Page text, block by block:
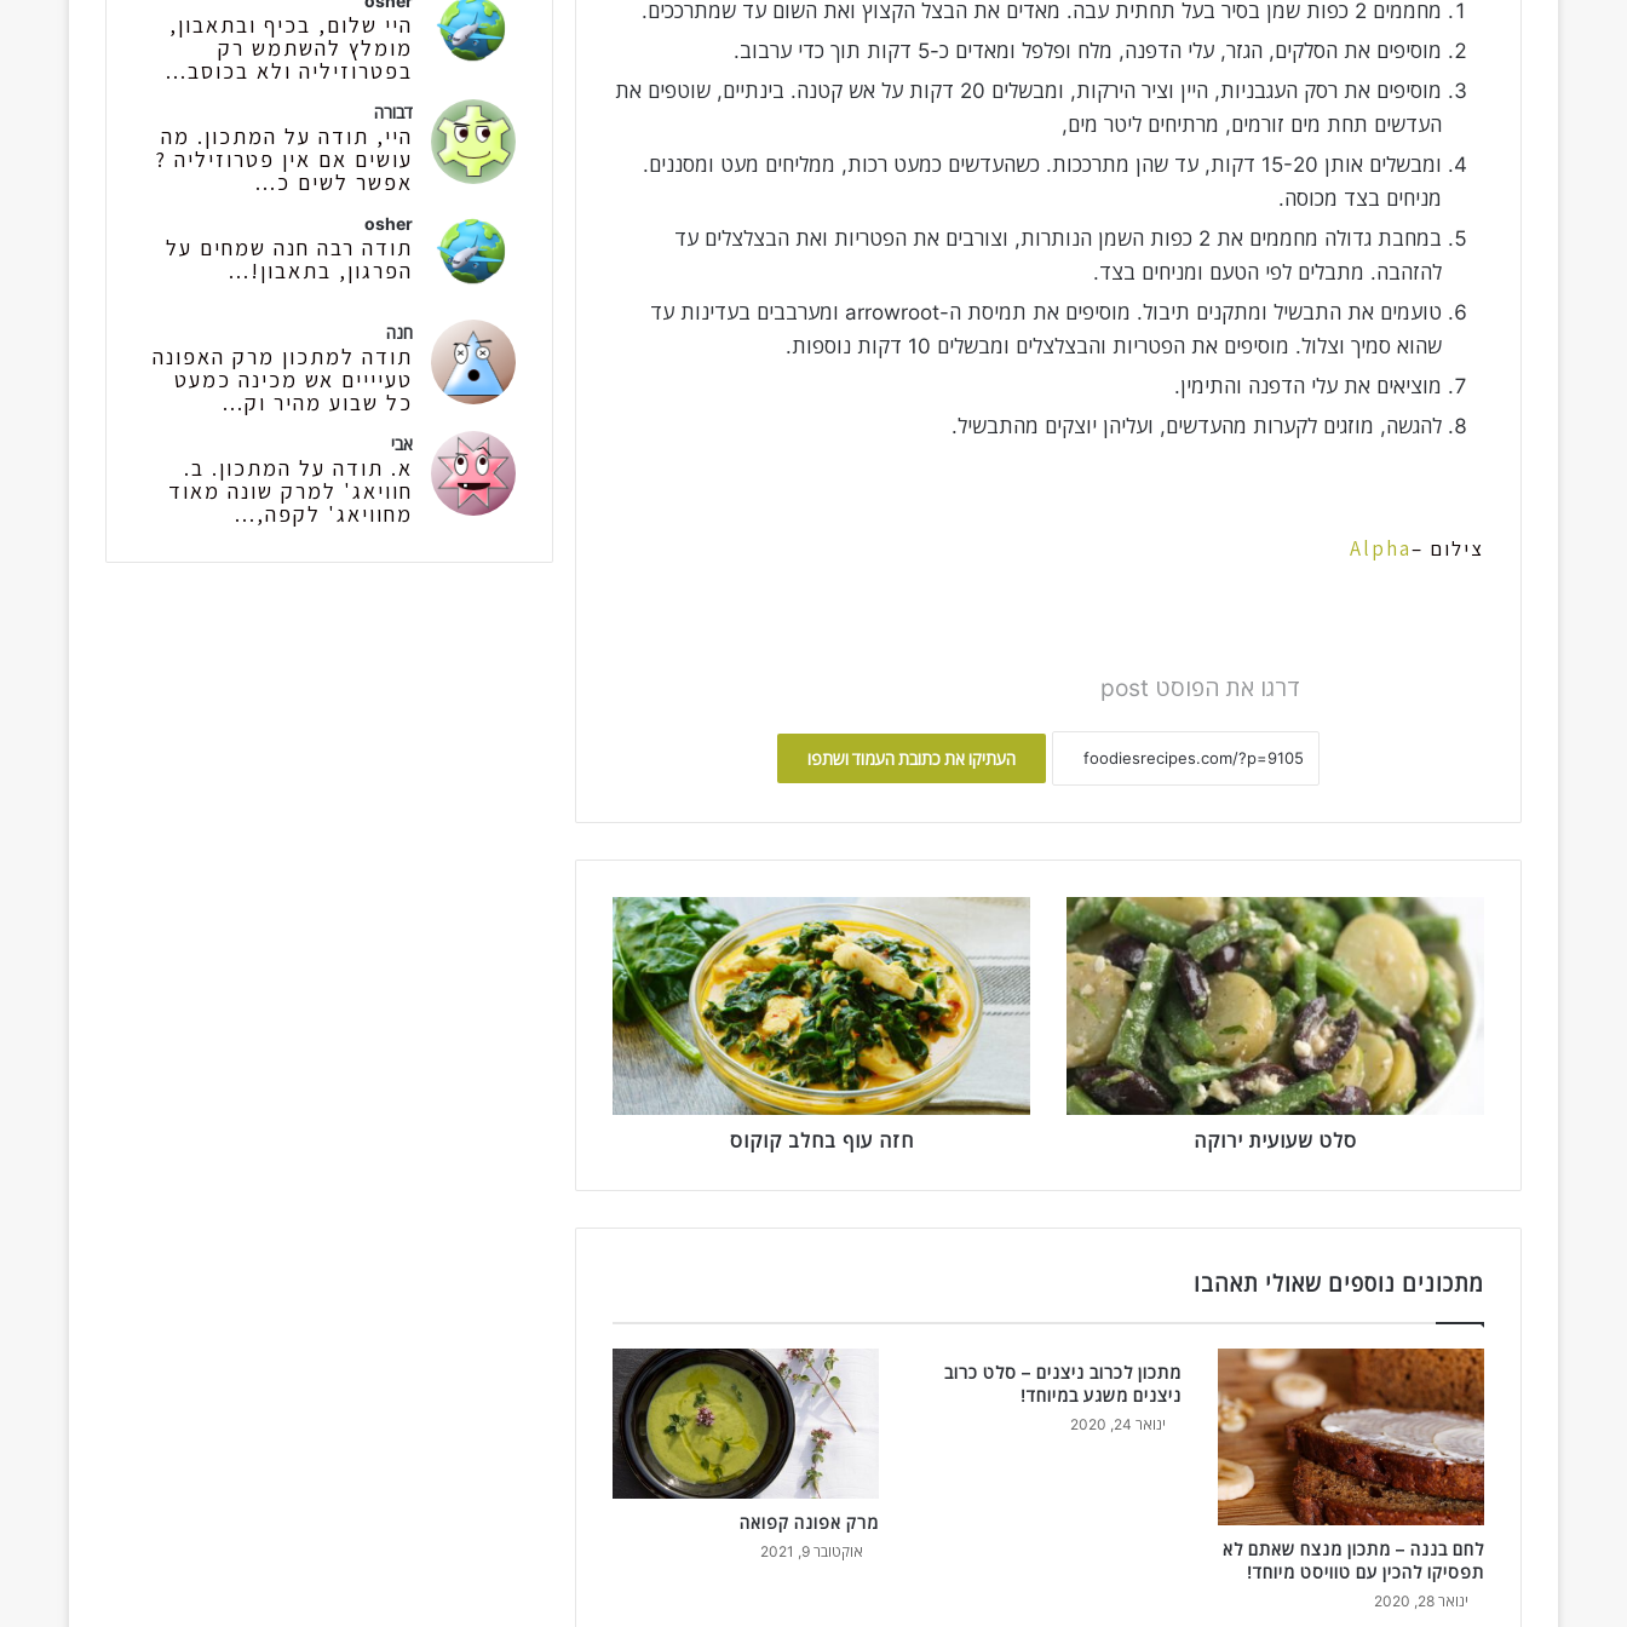
מחממים 2 כפות שמן בסיר בעל תחתית עבה. מאדים את הבצל הקצוץ ואת השום עד שמתרככים.
מוסיפים את הסלקים, הגזר, עלי הדפנה, מלח ופלפל ומאדים כ-5 דקות תוך כדי ערבוב.
מוסיפים את רסק העגבניות, היין וציר הירקות, ומבשלים 20 דקות על אש קטנה. בינתיים, שוטפים את
העדשים תחת מים זורמים, מרתיחים ליטר מים,
ומבשלים אותן 15-20 דקות, עד שהן מתרככות. כשהעדשים כמעט רכות, ממליחים מעט ומסננים.
מניחים בצד מכוסה.
במחבת גדולה מחממים את 2 כפות השמן הנותרות, וצורבים את הפטריות ואת הבצלצלים עד
להזהבה. מתבלים לפי הטעם ומניחים בצד.
טועמים את התבשיל ומתקנים תיבול. מוסיפים את תמיסת ה-arrowroot ומערבבים בעדינות עד
שהוא סמיך וצלול. מוסיפים את הפטריות והבצלצלים ומבשלים 10 דקות נוספות.
מוציאים את עלי הדפנה והתימין.
להגשה, מוזגים לקערות מהעדשים, ועליהן יוצקים מהתבשיל.
צילום –Alpha
דרגו את הפוסט post
העתיקו את כתובת העמוד ושתפו
ו
סלט שעועית ירוקה
ח
ה
ע
ו
ל
ו
חזה עוף בחלב קוקוס
מתכונים נוספים שאולי תאהבו
לחם בננה – מתכון מנצח שאתם לא
תפסיקו להכין עם טוויסט מיוחד!
ינואר 28, 2020
מתכון לכרוב ניצנים – סלט כרוב
ניצנים משגע במיוחד!
ינואר 24, 2020
מרק אפונה קפואה
אוקטובר 9, 2021
היי שלום, בכיף ובתאבון,
מומלץ להשתמש רק
בפטרוזיליה ולא בכוסב...
דבורה
היי, תודה על המתכון. מה
עושים אם אין פטרוזיליה ?
אפשר לשים כ...
osher
תודה רבה חנה שמחים על
הפרגון, בתאבון!...
חנה
תודה למתכון מרק האפונה
טעיייים אש מכינה כמעט
כל שבוע מהיר וק...
אבי
א. תודה על המתכון. ב.
חוויאג' למרק שונה מאוד
מחוויאג' לקפה,...